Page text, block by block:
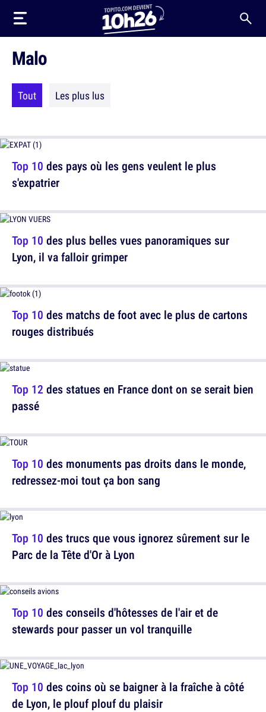
Malo
Tout Les plus lus
Top 10 des pays où les gens veulent le plus
s'expatrier
Top 10 des matchs de foot avec le plus de cartons
rouges distribués
Top 10 des monuments pas droits dans le monde,
redressez-moi tout ça bon sang
Top 10 des conseils d'hôtesses de l'air et de
stewards pour passer un vol tranquille
Top 10 des plus belles vues panoramiques sur
Lyon, il va falloir grimper
Top 12 des statues en France dont on se serait bien
passé
Top 10 des trucs que vous ignorez sûrement sur le
Parc de la Tête d'Or à Lyon
Top 10 des coins où se baigner à la fraîche à côté
de Lyon, le plouf plouf du plaisir